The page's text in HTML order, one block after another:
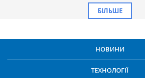
БІЛЬШЕ
НОВИНИ
ТЕХНОЛОГІЇ